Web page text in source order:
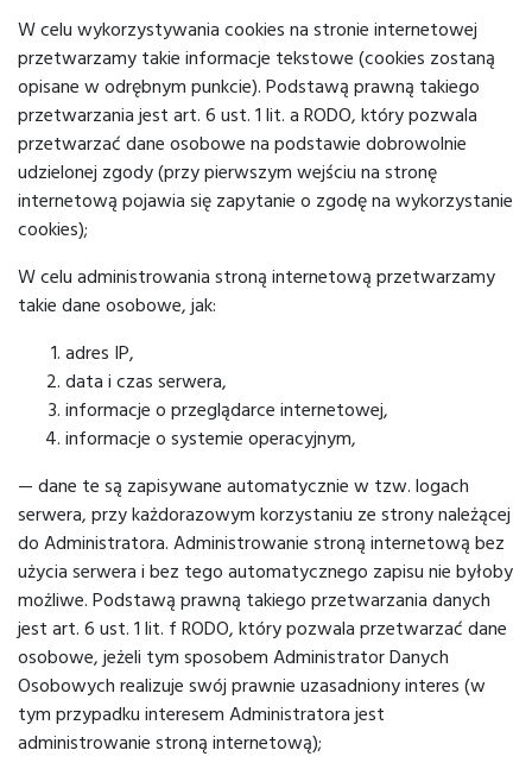
W celu wykorzystywania cookies na stronie internetowej
przetwarzamy takie informacje tekstowe (cookies zostaną
opisane w odrębnym punkcie). Podstawą prawną takiego
przetwarzania jest art. 6 ust. 1 lit. a RODO, który pozwala
przetwarzać dane osobowe na podstawie dobrowolnie
udzielonej zgody (przy pierwszym wejściu na stronę
internetową pojawia się zapytanie o zgodę na wykorzystanie
cookies);
W celu administrowania stroną internetową przetwarzamy
takie dane osobowe, jak:
adres IP,
data i czas serwera,
informacje o przeglądarce internetowej,
informacje o systemie operacyjnym,
— dane te są zapisywane automatycznie w tzw. logach
serwera, przy każdorazowym korzystaniu ze strony należącej
do Administratora. Administrowanie stroną internetową bez
użycia serwera i bez tego automatycznego zapisu nie byłoby
możliwe. Podstawą prawną takiego przetwarzania danych
jest art. 6 ust. 1 lit. f RODO, który pozwala przetwarzać dane
osobowe, jeżeli tym sposobem Administrator Danych
Osobowych realizuje swój prawnie uzasadniony interes (w
tym przypadku interesem Administratora jest
administrowanie stroną internetową);